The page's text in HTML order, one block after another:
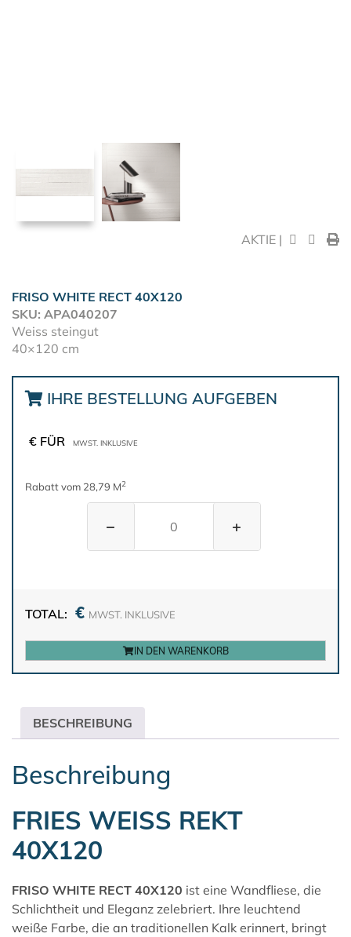
AKTIE |
FRISO WHITE RECT 40X120
SKU: APA040207
Weiss steingut
40×120 cm
IHRE BESTELLUNG AUFGEBEN
€ FÜR MWST. INKLUSIVE
Rabatt vom 28,79 M2
− +
TOTAL: € MWST. INKLUSIVE
IN DEN WARENKORB
BESCHREIBUNG
Beschreibung
FRIES WEISS REKT
40X120
FRISO WHITE RECT 40X120 ist eine Wandfliese, die
Schlichtheit und Eleganz zelebriert. Ihre leuchtend
weiße Farbe, die an traditionellen Kalk erinnert, bringt